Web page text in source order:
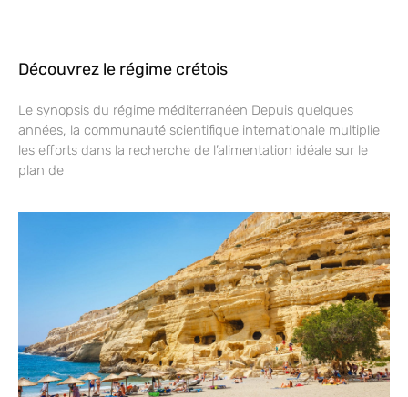
Découvrez le régime crétois
Le synopsis du régime méditerranéen Depuis quelques
années, la communauté scientifique internationale multiplie
les efforts dans la recherche de l’alimentation idéale sur le
plan de